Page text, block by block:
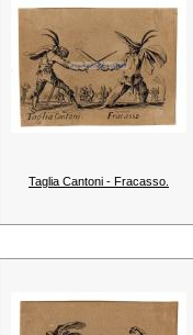
Taglia Cantoni - Fracasso.